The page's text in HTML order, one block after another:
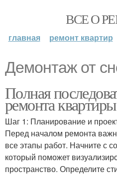
ВСЕ О
главная ремонт квартир
Демонтаж от
Полная
ремонта
Шаг 1: Планирование и
Перед началом ремонта
все этапы работ. Начните с
который поможет
пространство. Определите